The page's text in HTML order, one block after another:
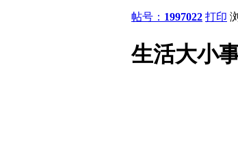
帖号： 1997022 打印
生活大小